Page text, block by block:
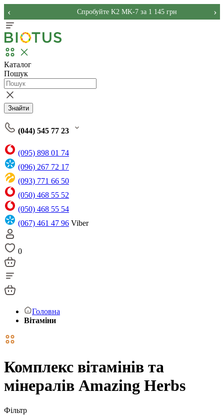
Спробуйте K2 MK-7 за 1 145 грн
‹ ›
Каталог
Пошук
Знайти
(044) 545 77 23
(095) 898 01 74
(096) 267 72 17
(093) 771 66 50
(050) 468 55 52
(050) 468 55 54
(067) 461 47 96 Viber
0
Головна
Вітаміни
Комплекс вітамінів та
мінералів Amazing Herbs
Фільтр